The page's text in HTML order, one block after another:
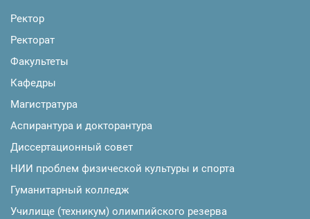
Ректор
Ректорат
Факультеты
Кафедры
Магистратура
Аспирантура и докторантура
Диссертационный совет
НИИ проблем физической культуры и спорта
Гуманитарный колледж
Училище (техникум) олимпийского резерва